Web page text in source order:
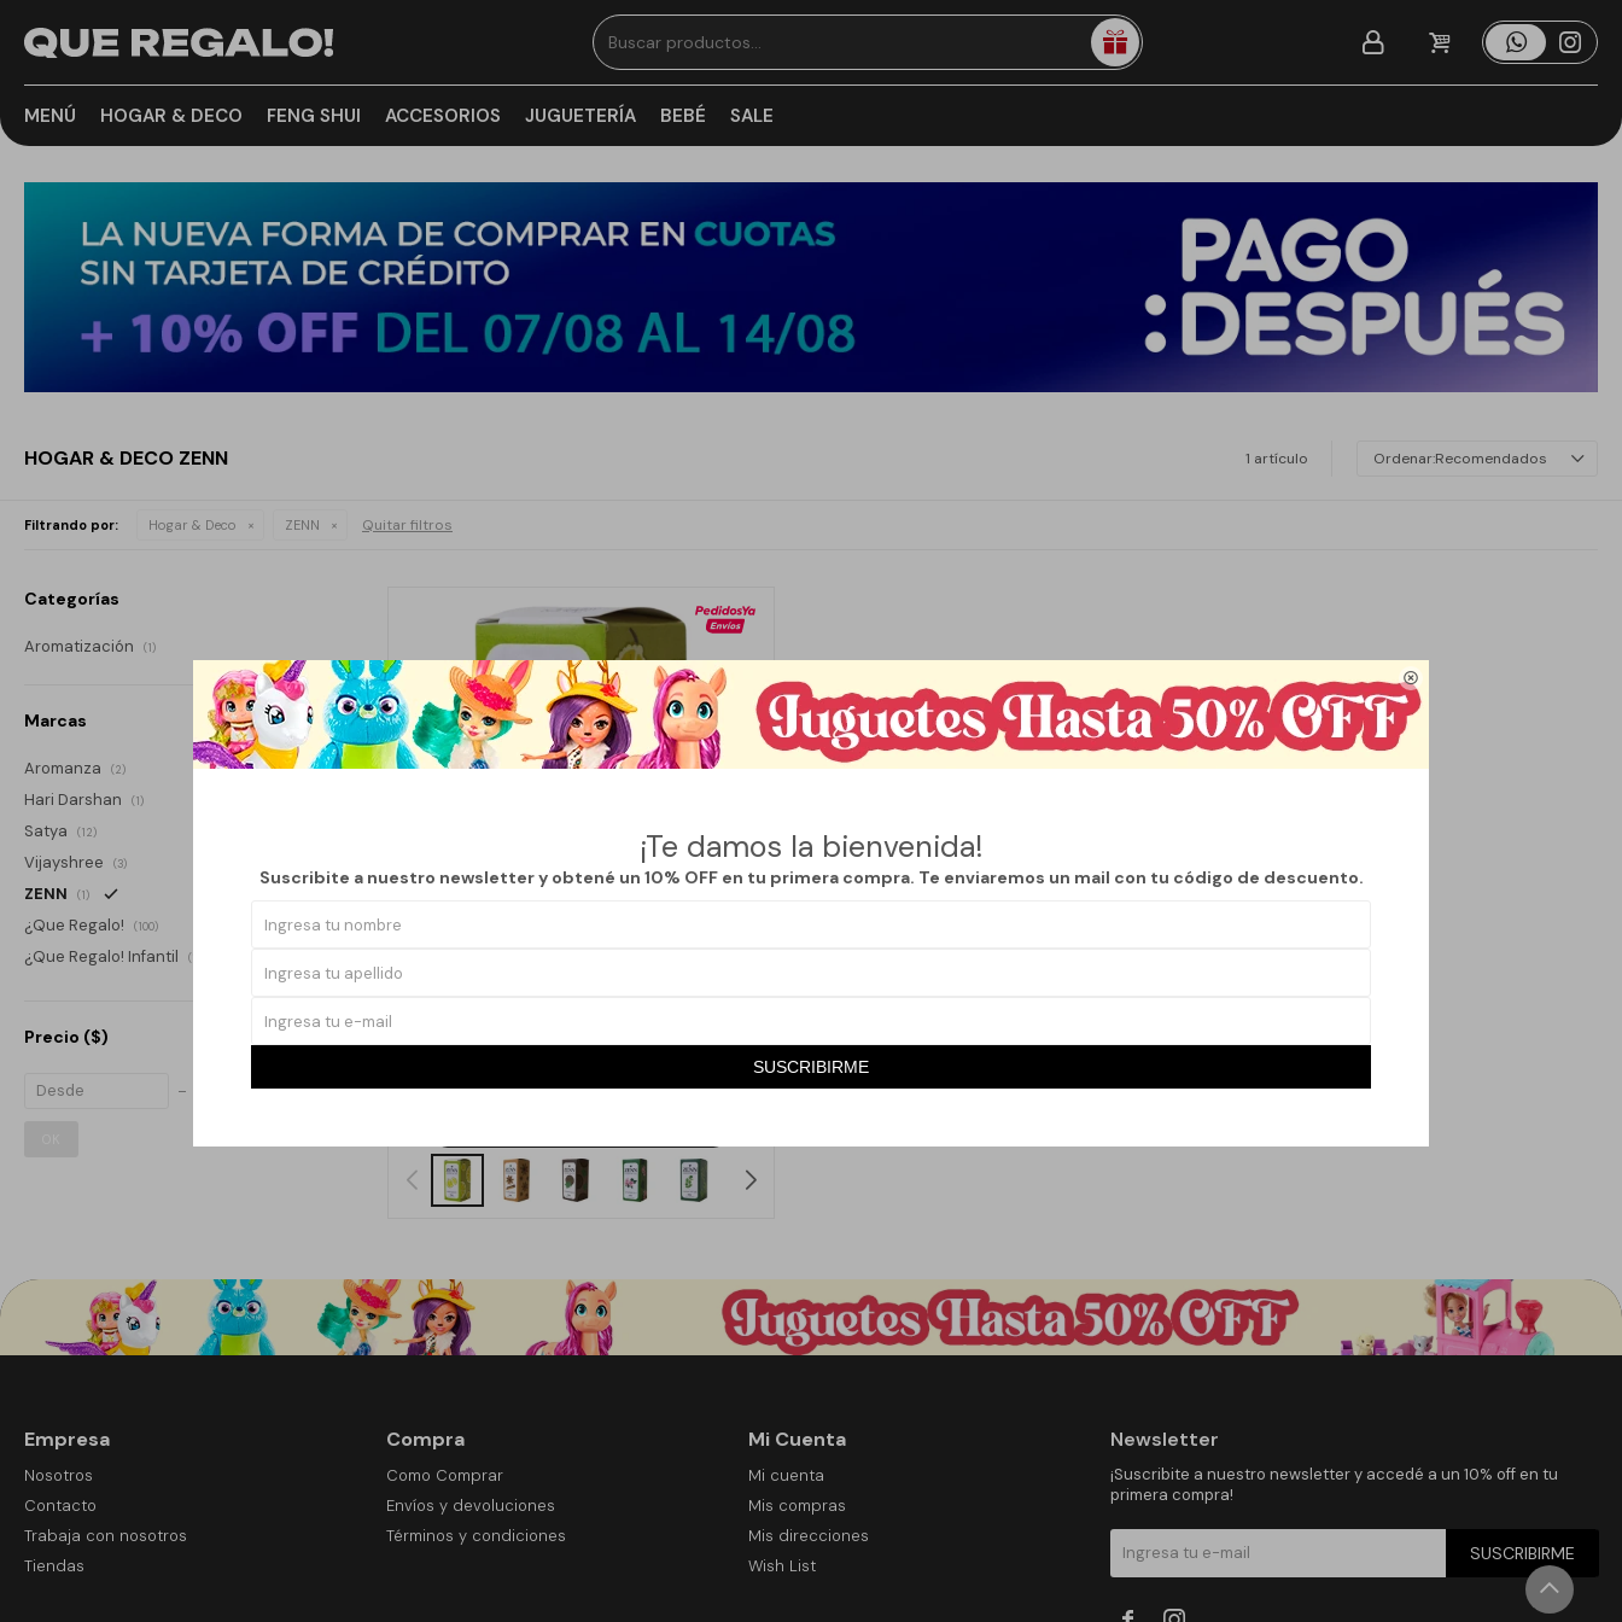

¡Te damos la bienvenida!
Suscribite a nuestro newsletter y obtené un 10% OFF en tu primera compra. Te enviaremos un mail con tu código de descuento.
SUSCRIBIRME
MENÚ HOGAR & DECO FENG SHUI ACCESORIOS JUGUETERÍA BEBÉ SALE
HOGAR & DECO ZENN 1 artículo Recomendados
Filtrando por: Hogar & Deco ZENN Quitar filtros
$99
Categorías
Aromatización (1)
Marcas
Aromanza (2)
Hari Darshan (1)
Satya (12)
Vijayshree (3)
ZENN (1)
¿Que Regalo! (100)
¿Que Regalo! Infantil (1)
Precio ($)
Empresa
Nosotros
Contacto
Trabaja con nosotros
Tiendas
Compra
Como Comprar
Envíos y devoluciones
Términos y condiciones
Mi Cuenta
Mi cuenta
Mis compras
Mis direcciones
Wish List
Newsletter
¡Suscribite a nuestro newsletter y accedé a un 10% off en tu
primera compra!
SUSCRIBIRME